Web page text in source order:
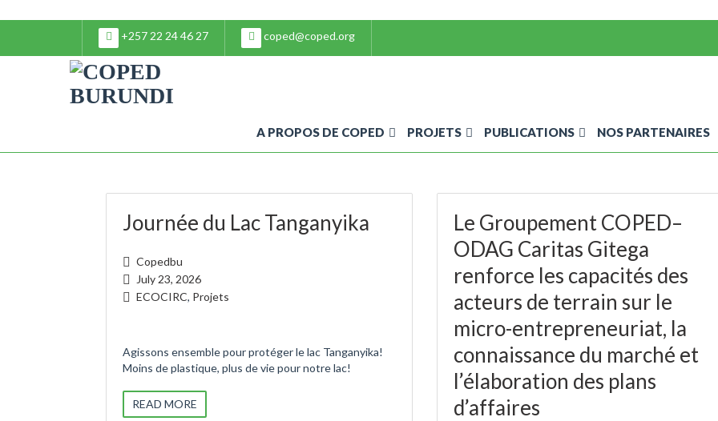
+257 22 24 46 27 coped@coped.org
A PROPOS DE COPED PROJETS PUBLICATIONS NOS PARTENAIRES
Journée du Lac Tanganyika
Copedbu
July 23, 2026
ECOCIRC, Projets
Agissons ensemble pour protéger le lac Tanganyika!
Moins de plastique, plus de vie pour notre lac!
READ MORE
Le Groupement COPED–
ODAG Caritas Gitega
renforce les capacités des
acteurs de terrain sur le
micro-entrepreneuriat, la
connaissance du marché et
l’élaboration des plans
d’affaires